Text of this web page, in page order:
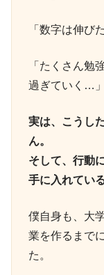
「数字は伸び
「たくさん勉
過ぎていく…」
実は、こうし
ん。
そして、行動
手に入れてい
僕自身も、大
業を作るまで
た。